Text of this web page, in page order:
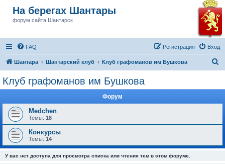
На берегах Шантары
форум сайта Шантарск
FAQ Вход
Регистрация
Шантара Шантарский клуб Клуб графоманов им Бушкова
Клуб графоманов им Бушкова
Форум
Medchen
Темы: 18
Конкурсы
Темы: 14
У вас нет доступа для просмотра списка или чтения тем в этом форуме.